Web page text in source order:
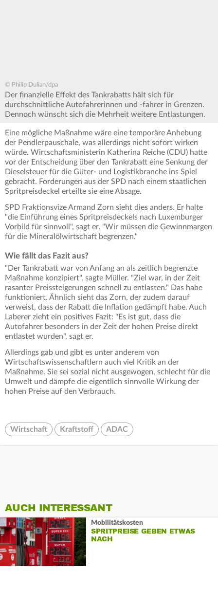
© Philip Dulian/dpa
Der finanzielle Effekt des Tankrabatts hält sich für
durchschnittliche Autofahrerinnen und -fahrer in Grenzen.
Dennoch wünscht sich die Mehrheit weitere Entlastungen.
Eine mögliche Maßnahme wäre eine temporäre Anhebung
der Pendlerpauschale, was allerdings nicht sofort wirken
würde. Wirtschaftsministerin Katherina Reiche (CDU) hatte
vor der Entscheidung über den Tankrabatt eine Senkung der
Dieselsteuer für die Güter- und Logistikbranche ins Spiel
gebracht. Forderungen aus der SPD nach einem staatlichen
Spritpreisdeckel erteilte sie eine Absage.
SPD Fraktionsvize Armand Zorn sieht dies anders. Er halte
"die Einführung eines Spritpreisdeckels nach Luxemburger
Vorbild für sinnvoll", sagt er. "Wir müssen die Gewinnmargen
für die Mineralölwirtschaft begrenzen."
Wie fällt das Fazit aus?
"Der Tankrabatt war von Anfang an als zeitlich begrenzte
Maßnahme konzipiert", sagte Müller. "Ziel war, in der Zeit
rasanter Preissteigerungen schnell zu entlasten." Das habe
funktioniert. Ähnlich sieht das Zorn, der zudem darauf
verweist, dass der Rabatt die Inflation gedämpft habe. Auch
Laberer zieht ein positives Fazit: "Es ist gut, dass die
Autofahrer besonders in der Zeit der hohen Preise direkt
entlastet wurden", sagt er.
Allerdings gab und gibt es unter anderem von
Wirtschaftswissenschaftlern auch viel Kritik an der
Maßnahme. Sie sei sozial nicht ausgewogen, schlecht für die
Umwelt und dämpfe die eigentlich sinnvolle Wirkung der
hohen Preise auf den Verbrauch.
Wirtschaft Kraftstoff ADAC
AUCH INTERESSANT
Mobilitätskosten
SPRITPREISE GEBEN ETWAS
NACH